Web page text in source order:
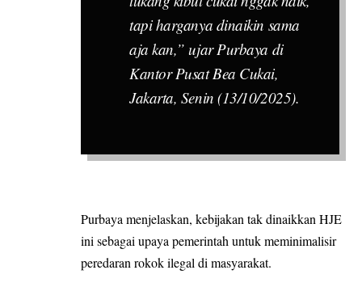
tapi harganya dinaikin sama
aja kan,” ujar Purbaya di
Kantor Pusat Bea Cukai,
Jakarta, Senin (13/10/2025).
Purbaya menjelaskan, kebijakan tak dinaikkan HJE
ini sebagai upaya pemerintah untuk meminimalisir
peredaran rokok ilegal di masyarakat.